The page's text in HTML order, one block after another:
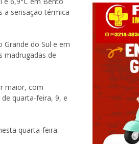
a sensação térmica
do Sul e em
madrugadas de
maior, com
quarta-feira, 9, e
quarta-feira.